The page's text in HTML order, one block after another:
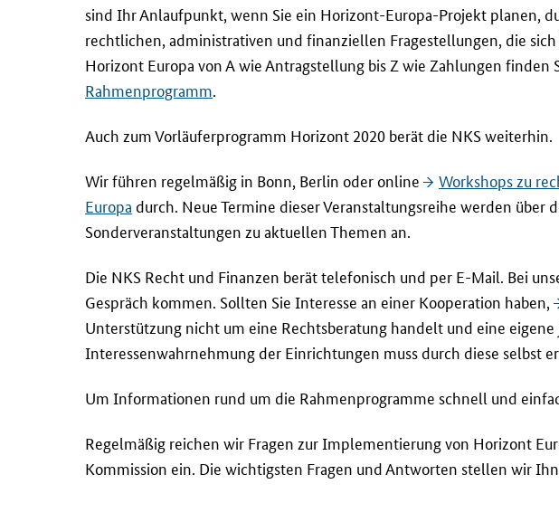
sind Ihr Anlaufpunkt, wenn Sie ein Horizont-Europa-Projekt planen,
rechtlichen, administrativen und finanziellen Fragestellungen, die
Horizont Europa von A wie Antragstellung bis Z wie Zahlungen finden
Rahmenprogramm.
Auch zum Vorläuferprogramm Horizont 2020 berät die NKS weiterhin.
Wir führen regelmäßig in Bonn, Berlin oderonline Workshops zu
Europa durch. Neue Termine dieser Veranstaltungsreihe werden über
Sonderveranstaltungen zu aktuellen Themen an.
Die NKS Recht und Finanzen berät telefonisch und per E-Mail. Bei
Gespräch kommen. Sollten Sie Interesse an einer Kooperation haben,
Unterstützung nicht um eine Rechtsberatung handelt und eine
Interessenwahrnehmung der Einrichtungen muss durch diese selbst
Um Informationen rund um die Rahmenprogramme schnell und
Regelmäßig reichen wir Fragen zur Implementierung von Horizont
Kommission ein. Die wichtigsten Fragen und Antworten stellen wir